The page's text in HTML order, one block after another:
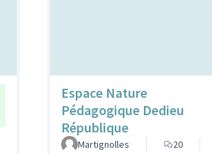
Espace Nature
Pédagogique Dedieu
République
Martignolles 20